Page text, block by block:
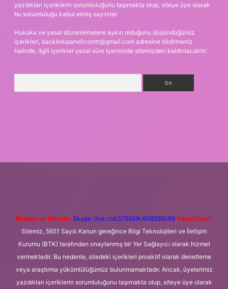
yazdıkları içeriklerin sorumluluğunu taşımakta olup, siteye üye olarak
bu sorumluluğu kabul etmiş sayılırlar.
Hukuka ve yasal düzenlemelere aykırı olduğunu düşündüğünüz
içerikleri, backlinkpanelicomtr@gmail.com adresine bildirmeniz
halinde, ilgili içerikler yasal süre içerisinde sitemizden kaldırılacaktır.
Reklam ve İletişim: Skype: live:.cid.575569c608265c69 Yasal Uyarı:
Sitemiz, 5651 Sayılı Kanun gereğince Bilgi Teknolojileri ve İletişim
Kurumu (BTK) tarafından onaylanmış bir Yer Sağlayıcı olarak hizmet
vermektedir. Bu nedenle, sitedeki içerikleri proaktif olarak denetleme
veya araştırma yükümlülüğümüz bulunmamaktadır. Ancak, üyelerimiz
yazdıkları içeriklerin sorumluluğunu taşımakta olup, siteye üye olarak